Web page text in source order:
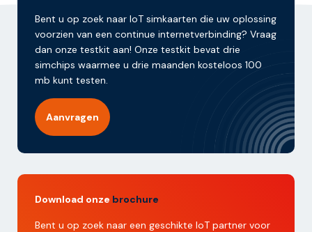
Bent u op zoek naar IoT simkaarten die uw oplossing
voorzien van een continue internetverbinding? Vraag
dan onze testkit aan! Onze testkit bevat drie
simchips waarmee u drie maanden kosteloos 100
mb kunt testen.
Aanvragen
Download onze brochure
Bent u op zoek naar een geschikte IoT partner voor